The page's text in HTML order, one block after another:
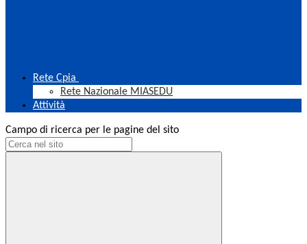
Rete Cpia
Rete Nazionale MIASEDU
Attività
Campo di ricerca per le pagine del sito